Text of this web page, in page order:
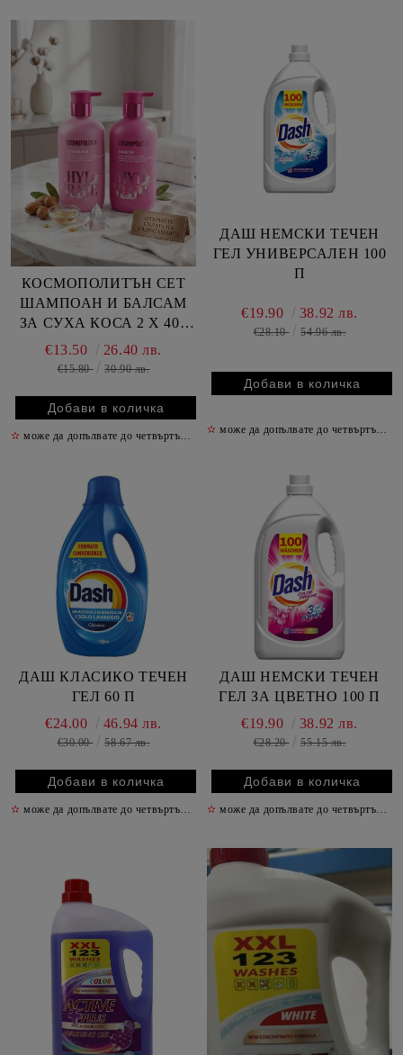
КОСМОПОЛИТЪН СЕТ
ШАМПОАН И БАЛСАМ
ЗА СУХА КОСА 2 Х 400
МЛ /ЦИКЛАМА/
€13.50 26.40 лв.
€15.80 30.90 лв.
✫ може да допълвате до четвъртък включително ✫
ДАШ НЕМСКИ ТЕЧЕН
ГЕЛ УНИВЕРСАЛЕН 100
П
€19.90 38.92 лв.
€28.10 54.96 лв.
✫ може да допълвате до четвъртък включително
ДАШ КЛАСИКО ТЕЧЕН
ГЕЛ 60 П
€24.00
46.94 лв.
€30.00 58.67 лв.
✫ може да допълвате до четвъртък включително ✫
ДАШ НЕМСКИ ТЕЧЕН
ГЕЛ ЗА ЦВЕТНО 100 П
€19.90
38.92 лв.
€28.20 55.15 лв.
✫ може да допълвате до четвъртък включително